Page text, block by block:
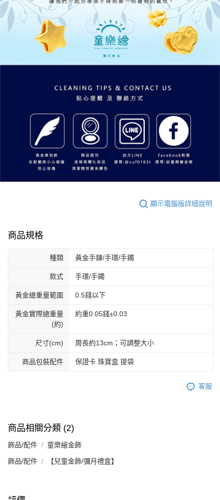
顯示電腦版詳細說明
商品規格
種類 黃金手鍊/手環/手鐲
款式 手環/手鐲
黃金總重量範圍 0.5錢以下
黃金實際總重量
(約)
約重0.05錢±0.03
尺寸(cm) 周長約13cm；可調整大小
商品包裝配件 保證卡 珠寶盒 提袋
客服
商品相關分類 (2)
飾品/配件 童樂繪金飾
飾品/配件 【兒童金飾/彌月禮盒】